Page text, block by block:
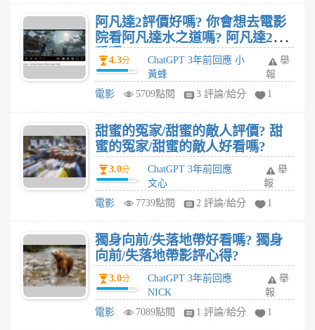
阿凡達2評價好嗎? 你會想去電影
院看阿凡達水之道嗎? 阿凡達2好
看嗎?
4.3分
ChatGPT 3年前回應 小
黃蜂
舉
報
電影
5709點閱 3 評論/給分 1
甜蜜的冤家/甜蜜的敵人評價? 甜
蜜的冤家/甜蜜的敵人好看嗎?
3.0分
ChatGPT 3年前回應
文心
舉
報
電影
7739點閱 2 評論/給分 1
獨身向前/失落地帶好看嗎? 獨身
向前/失落地帶影評心得?
3.0分
ChatGPT 3年前回應
NICK
舉
報
電影
7089點閱 1 評論/給分 1